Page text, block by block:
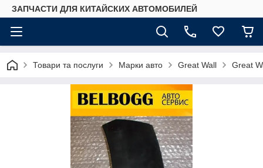
ЗАПЧАСТИ ДЛЯ КИТАЙСКИХ АВТОМОБИЛЕЙ
Товари та послуги Марки авто Great Wall Great